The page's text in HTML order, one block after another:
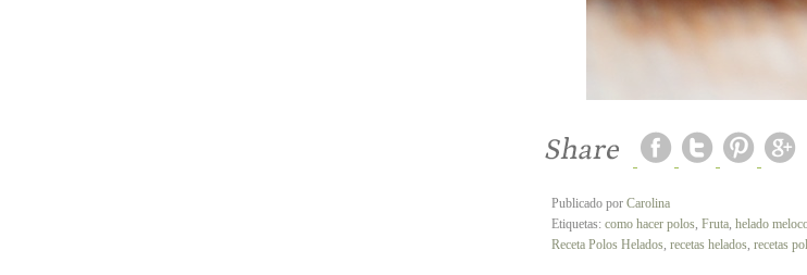
Publicado por Carolina
Etiquetas: como hacer polos, Fruta, helado
Receta Polos Helados, recetas helados, recetas